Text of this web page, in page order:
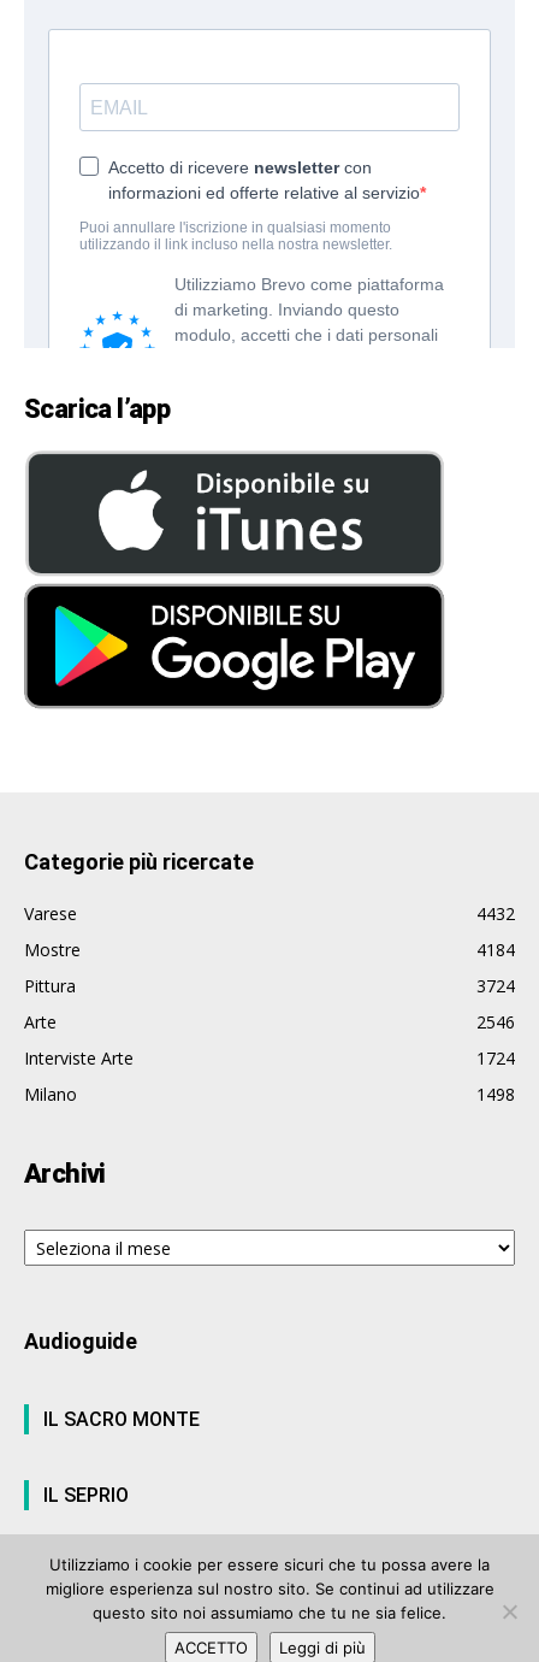
Scarica l’app
Categorie più ricercate
Varese
4432
Mostre
4184
Pittura
3724
Arte
2546
Interviste Arte
1724
Milano
1498
Archivi
Archivi
Audioguide
IL SACRO MONTE
IL SEPRIO
© ArteVarese.com by Wtv S.r.l.- © 2007 - P.I. 03063680122 Iscrizione n°
906 del Registro Stampa del Tribunale di Varese del 17 luglio 2006 |
Privacy Policy
Utilizziamo i cookie per essere sicuri che tu possa avere la
migliore esperienza sul nostro sito. Se continui ad utilizzare
questo sito noi assumiamo che tu ne sia felice.
ACCETTO
Leggi di più